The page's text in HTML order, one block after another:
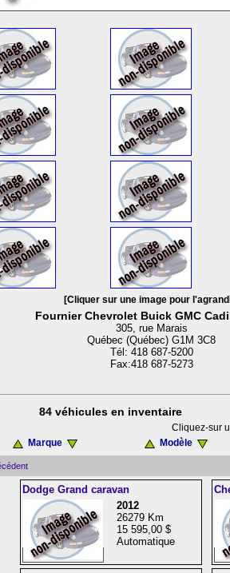
[Cliquer sur une image pour
Fournier Chevrolet Buick GMC
305, rue Marais
Québec (Québec) G1M 3C8
Tél: 418 687-5200
Fax:418 687-5273
84 véhicules en inventaire
Cliquez-sur
Marque
Modèle
Dodge Grand caravan
2012
26279 Km
15 595,00 $
Automatique